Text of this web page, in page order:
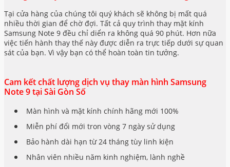
Tại cửa hàng của chúng tôi quý khách sẽ không bị mất quá
nhiều thời gian để chờ đợi. Tất cả quy trình thay mặt kính
Samsung Note 9 đều chỉ diển ra không quá 90 phút. Hơn nữa
việc tiến hành thay thế này được diễn ra trực tiếp dưới sự quan
sát của bạn. Vì vậy bạn có thể hoàn toàn tin tưởng.
Cam kết chất lượng dịch vụ thay màn hình Samsung
Note 9 tại Sài Gòn Số
Màn hình và mặt kính chính hãng mới 100%
Miễn phí đổi mới tron vòng 7 ngày sử dụng
Bảo hành dài hạn từ 24 tháng tùy linh kiện
Nhân viên nhiều năm kinh nghiệm, lành nghề